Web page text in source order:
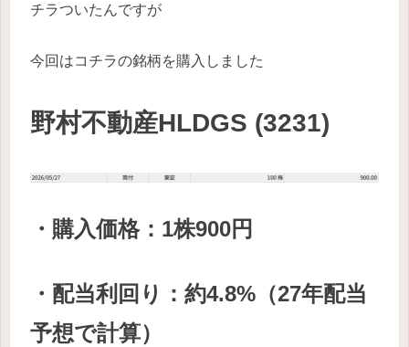
チラついたんですが
今回はコチラの銘柄を購入しました
野村不動産HLDGS (3231)
・購入価格：1株900円
・配当利回り：約4.8%（27年配当
予想で計算）